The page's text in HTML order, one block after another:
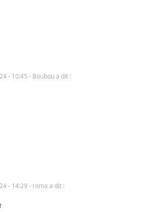
- 10:45 - Boubou a dit :
- 14:29 - roma a dit :